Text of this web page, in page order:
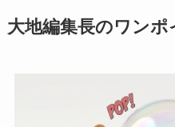
大地編集長のワン